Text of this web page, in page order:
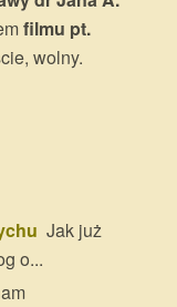
filmu pt.
wolny.
Jak już
o...